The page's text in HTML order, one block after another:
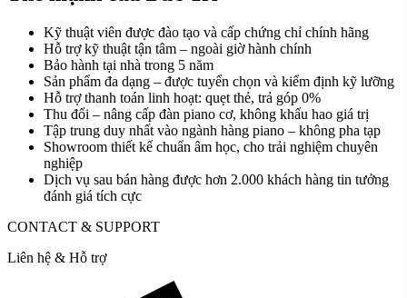
Kỹ thuật viên được đào tạo và cấp chứng chỉ chính hãng
Hỗ trợ kỹ thuật tận tâm – ngoài giờ hành chính
Bảo hành tại nhà trong 5 năm
Sản phẩm đa dạng – được tuyển chọn và kiểm định kỹ lưỡng
Hỗ trợ thanh toán linh hoạt: quẹt thẻ, trả góp 0%
Thu đổi – nâng cấp đàn piano cơ, không khấu hao giá trị
Tập trung duy nhất vào ngành hàng piano – không pha tạp
Showroom thiết kế chuẩn âm học, cho trải nghiệm chuyên
nghiệp
Dịch vụ sau bán hàng được hơn 2.000 khách hàng tin tưởng
đánh giá tích cực
CONTACT & SUPPORT
Liên hệ & Hỗ trợ